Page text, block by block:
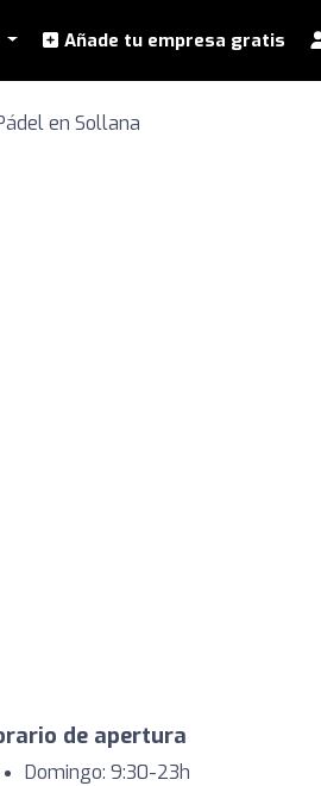
Añade tu empresa gratis
en Sollana
de apertura
Domingo: 9:30-23h